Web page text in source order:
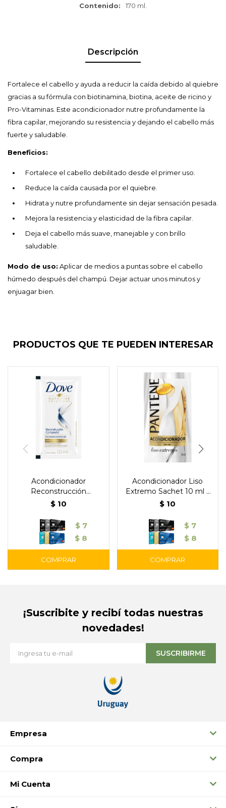
Contenido 170 ml.
Descripción
Fortalece el cabello y ayuda a reducir la caída debido al quiebre
gracias a su fórmula con biotinamina, biotina, aceite de ricino y
Pro-Vitaminas. Este acondicionador nutre profundamente la
fibra capilar, mejorando su resistencia y dejando el cabello más
fuerte y saludable.
Beneficios:
Fortalece el cabello debilitado desde el primer uso.
Reduce la caída causada por el quiebre.
Hidrata y nutre profundamente sin dejar sensación pesada.
Mejora la resistencia y elasticidad de la fibra capilar.
Deja el cabello más suave, manejable y con brillo
saludable.
Modo de uso: Aplicar de medios a puntas sobre el cabello
húmedo después del champú. Dejar actuar unos minutos y
enjuagar bien.
PRODUCTOS QUE TE PUEDEN INTERESAR
Acondicionador
Reconstrucción
Completa Sachet 10 ml –
$ 10
$ 7
$ 8
Acondicionador Liso
Extremo Sachet 10 ml –
Pantene
$ 10
$ 7
$ 8
Empresa
Compra
Mi Cuenta
¡Suscribite y recibí todas nuestras
novedades!
SUSCRIBIRME